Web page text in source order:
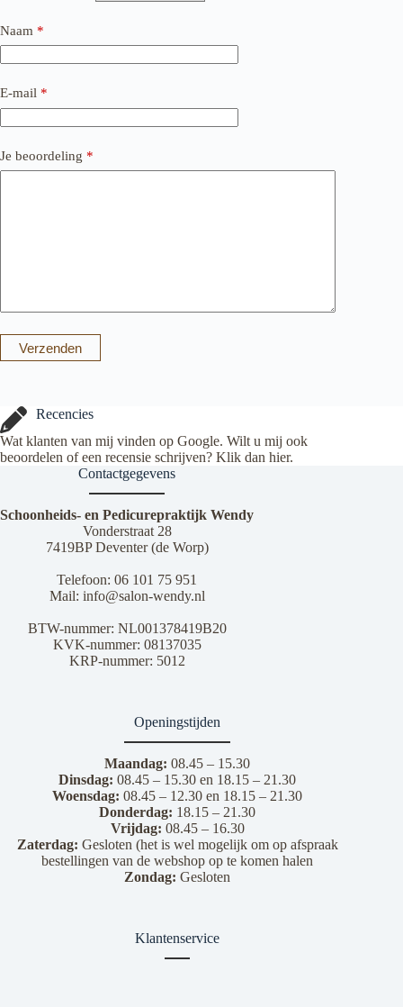
Naam *
E-mail *
Je beoordeling *
Verzenden
Recencies
Wat klanten van mij vinden op Google. Wilt u mij ook
beoordelen of een recensie schrijven? Klik dan hier.
Contactgegevens
Schoonheids- en Pedicurepraktijk Wendy
Vonderstraat 28
7419BP Deventer (de Worp)
Telefoon: 06 101 75 951
Mail: info@salon-wendy.nl
BTW-nummer: NL001378419B20
KVK-nummer: 08137035
KRP-nummer: 5012
Openingstijden
Maandag:08.45 – 15.30
Dinsdag: 08.45 – 15.30 en 18.15 – 21.30
Woensdag: 08.45 – 12.30 en 18.15 – 21.30
Donderdag: 18.15 – 21.30
Vrijdag: 08.45 – 16.30
Zaterdag: Gesloten (het is wel mogelijk om op afspraak
bestellingen van de webshop op te komen halen
Zondag: Gesloten
Klantenservice